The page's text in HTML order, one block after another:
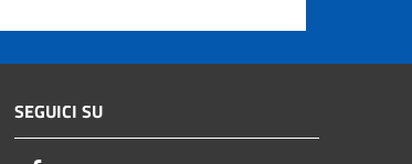
SEGUICI SU